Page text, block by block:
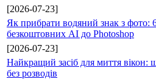
[2026-07-23]
Як прибрати водяний знак з фото: 6
безкоштовних AI до Photoshop
[2026-07-23]
Найкращий засіб для миття вікон:
без розводів